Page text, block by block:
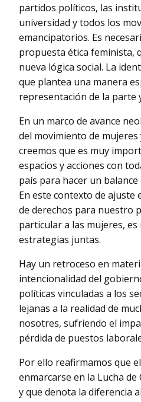
partidos políticos, las
universidad y todos los
emancipatorios. Es
propuesta ética feminista,
nueva lógica social. La
que plantea una manera
representación de la parte
En un marco de avance
del movimiento de mujeres
creemos que es muy
espacios y acciones con
país para hacer un
En este contexto de ajuste
de derechos para nuestro
particular a las mujeres,
estrategias juntas.
Hay un retroceso en
intencionalidad del
políticas vinculadas a los
lejanas a la realidad de
nosotres, sufriendo el
pérdida de puestos
Por ello reafirmamos que
enmarcarse en la Lucha
y que denota la diferencia